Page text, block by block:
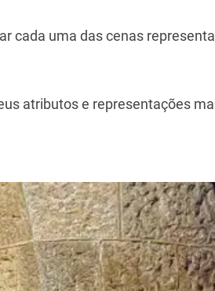
cada uma das cenas
atributos e representações